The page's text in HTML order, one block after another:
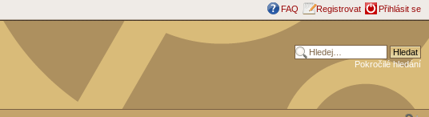
FAQ Registrovat Přihlásit se
Pokročilé hledání